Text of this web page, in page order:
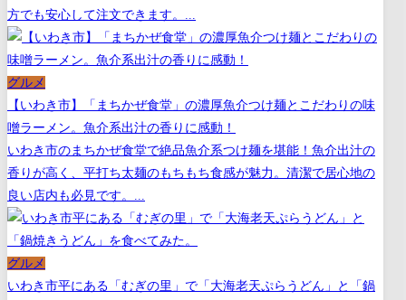
方でも安心して注文できます。...
グルメ
【いわき市】「まちかぜ食堂」の濃厚魚介つけ麺とこだわりの味
噌ラーメン。魚介系出汁の香りに感動！
いわき市のまちかぜ食堂で絶品魚介系つけ麺を堪能！魚介出汁の
香りが高く、平打ち太麺のもちもち食感が魅力。清潔で居心地の
良い店内も必見です。...
グルメ
いわき市平にある「むぎの里」で「大海老天ぷらうどん」と「鍋